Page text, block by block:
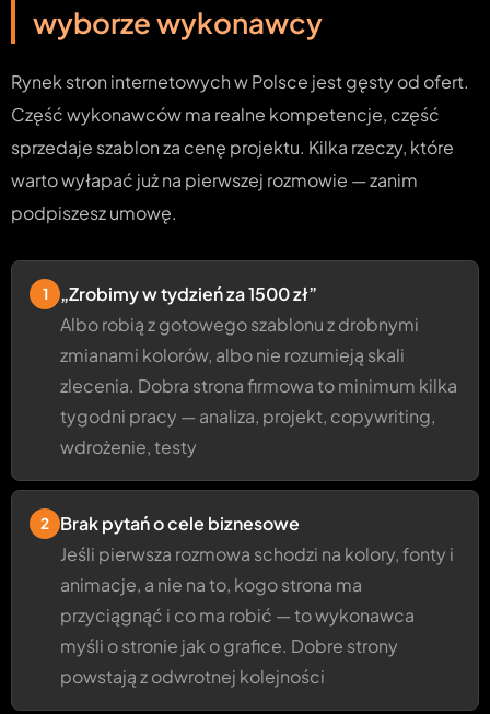
wyborze wykonawcy
Rynek stron internetowych w Polsce jest gęsty od ofert.
Część wykonawców ma realne kompetencje, część
sprzedaje szablon za cenę projektu. Kilka rzeczy, które
warto wyłapać już na pierwszej rozmowie — zanim
podpiszesz umowę.
1
„Zrobimy w tydzień za 1500 zł”
Albo robią z gotowego szablonu z drobnymi
zmianami kolorów, albo nie rozumieją skali
zlecenia. Dobra strona firmowa to minimum kilka
tygodni pracy — analiza, projekt, copywriting,
wdrożenie, testy
2
Brak pytań o cele biznesowe
Jeśli pierwsza rozmowa schodzi na kolory, fonty i
animacje, a nie na to, kogo strona ma
przyciągnąć i co ma robić — to wykonawca
myśli o stronie jak o grafice. Dobre strony
powstają z odwrotnej kolejności